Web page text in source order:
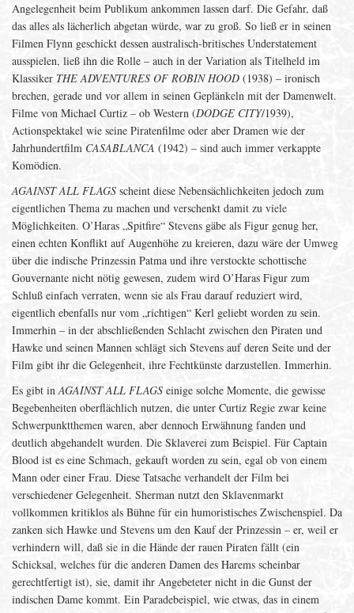
Angelegenheit beim Publikum ankommen lassen darf. Die Gefahr, daß
das alles als lächerlich abgetan würde, war zu groß. So ließ er in seinen
Filmen Flynn geschickt dessen australisch-britisches Understatement
ausspielen, ließ ihn die Rolle – auch in der Variation als Titelheld im
Klassiker THE ADVENTURES OF ROBIN HOOD (1938) – ironisch
brechen, gerade und vor allem in seinen Geplänkeln mit der Damenwelt.
Filme von Michael Curtiz – ob Western (DODGE CITY/1939),
Actionspektakel wie seine Piratenfilme oder aber Dramen wie der
Jahrhundertfilm CASABLANCA (1942) – sind auch immer verkappte
Komödien.
AGAINST ALL FLAGS scheint diese Nebensächlichkeiten jedoch zum
eigentlichen Thema zu machen und verschenkt damit zu viele
Möglichkeiten. O’Haras „Spitfire“ Stevens gäbe als Figur genug her,
einen echten Konflikt auf Augenhöhe zu kreieren, dazu wäre der Umweg
über die indische Prinzessin Patma und ihre verstockte schottische
Gouvernante nicht nötig gewesen, zudem wird O’Haras Figur zum
Schluß einfach verraten, wenn sie als Frau darauf reduziert wird,
eigentlich ebenfalls nur vom „richtigen“ Kerl geliebt worden zu sein.
Immerhin – in der abschließenden Schlacht zwischen den Piraten und
Hawke und seinen Mannen schlägt sich Stevens auf deren Seite und der
Film gibt ihr die Gelegenheit, ihre Fechtkünste darzustellen. Immerhin.
Es gibt inAGAINST ALL FLAGS einige solche Momente, die gewisse
Begebenheiten oberflächlich nutzen, die unter Curtiz Regie zwar keine
Schwerpunktthemen waren, aber dennoch Erwähnung fanden und
deutlich abgehandelt wurden. Die Sklaverei zum Beispiel. Für Captain
Blood ist es eine Schmach, gekauft worden zu sein, egal ob von einem
Mann oder einer Frau. Diese Tatsache verhandelt der Film bei
verschiedener Gelegenheit. Sherman nutzt den Sklavenmarkt
vollkommen kritiklos als Bühne für ein humoristisches Zwischenspiel. Da
zanken sich Hawke und Stevens um den Kauf der Prinzessin – er, weil er
verhindern will, daß sie in die Hände der rauen Piraten fällt (ein
Schicksal, welches für die anderen Damen des Harems scheinbar
gerechtfertigt ist), sie, damit ihr Angebeteter nicht in die Gunst der
indischen Dame kommt. Ein Paradebeispiel, wie etwas, das in einem